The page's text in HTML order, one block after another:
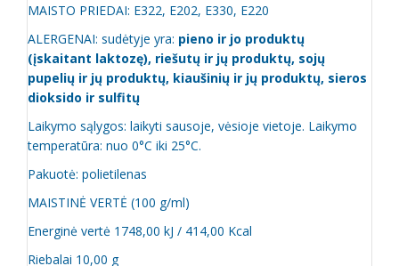
MAISTO PRIEDAI: E322, E202, E330, E220
ALERGENAI: sudėtyje yra: pieno ir jo produktų
(įskaitant laktozę), riešutų ir jų produktų, sojų
pupelių ir jų produktų, kiaušinių ir jų produktų, sieros
dioksido ir sulfitų
Laikymo sąlygos: laikyti sausoje, vėsioje vietoje. Laikymo
temperatūra: nuo 0°C iki 25°C.
Pakuotė: polietilenas
MAISTINĖ VERTĖ (100 g/ml)
Energinė vertė 1748,00 kJ / 414,00 Kcal
Riebalai 10,00 g